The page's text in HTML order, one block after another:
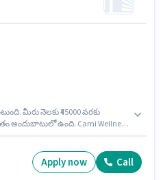
మీరు నెలకు ₹45000 వరకు
అందుబాటులో ఉంది. Cami Wellness
Apply now Call